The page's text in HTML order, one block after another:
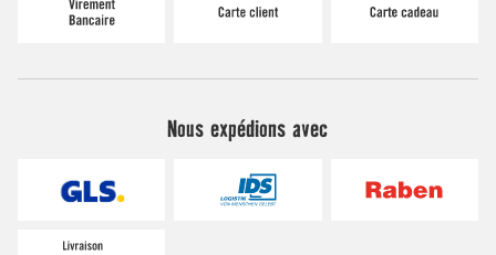
Nous expédions avec